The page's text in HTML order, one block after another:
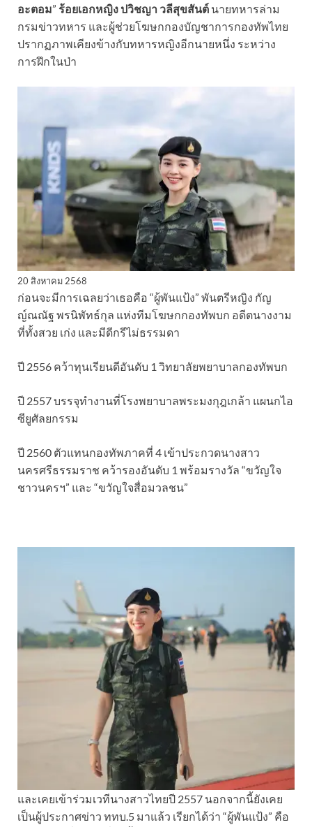
อะตอม” ร้อยเอกหญิง ปวิชญา วลีสุขสันต์ นายทหารล่าม
กรมข่าวทหาร และผู้ช่วยโฆษกกองบัญชาการกองทัพไทย
ปรากฏภาพเคียงข้างกับทหารหญิงอีกนายหนึ่ง ระหว่าง
การฝึกในป่า
20 สิงหาคม 2568
ก่อนจะมีการเฉลยว่าเธอคือ “ผู้พันแป้ง” พันตรีหญิง กัญ
ญ์ณณัฐ พรนิพัทธ์กุล แห่งทีมโฆษกกองทัพบก อดีตนางงาม
ที่ทั้งสวย เก่ง และมีดีกรีไม่ธรรมดา
ปี 2556 คว้าทุนเรียนดีอันดับ 1 วิทยาลัยพยาบาลกองทัพบก
ปี 2557 บรรจุทำงานที่โรงพยาบาลพระมงกุฎเกล้า แผนกไอ
ซียูศัลยกรรม
ปี 2560 ตัวแทนกองทัพภาคที่ 4 เข้าประกวดนางสาว
นครศรีธรรมราช คว้ารองอันดับ 1 พร้อมรางวัล “ขวัญใจ
ชาวนครฯ” และ “ขวัญใจสื่อมวลชน”
และเคยเข้าร่วมเวทีนางสาวไทยปี 2557 นอกจากนี้ยังเคย
เป็นผู้ประกาศข่าว ททบ.5 มาแล้ว เรียกได้ว่า “ผู้พันแป้ง” คือ